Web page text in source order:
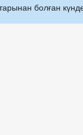
болған